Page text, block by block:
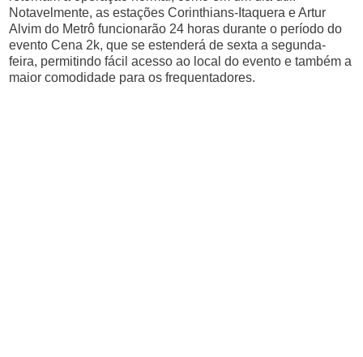
Notavelmente, as estações Corinthians-Itaquera e Artur
Alvim do Metrô funcionarão 24 horas durante o período do
evento Cena 2k, que se estenderá de sexta a segunda-
feira, permitindo fácil acesso ao local do evento e também a
maior comodidade para os frequentadores.